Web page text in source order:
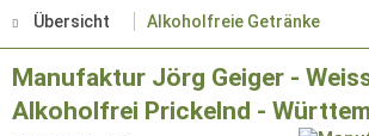
Übersicht Alkoholfreie Getränke
Manufaktur Jörg Geiger -
Alkoholfrei Prickelnd -